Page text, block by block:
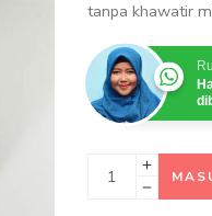
tanpa khawatir